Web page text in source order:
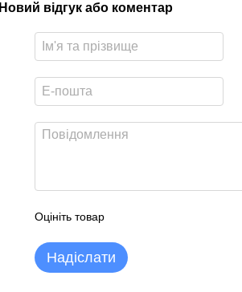
Новий відгук або коментар
Оцініть товар
Надіслати